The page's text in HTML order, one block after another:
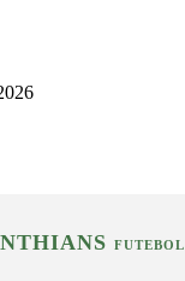
FUTEBOL